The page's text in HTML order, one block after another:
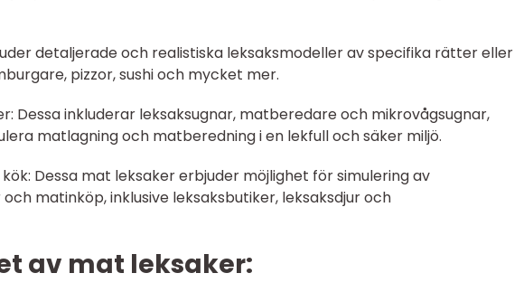
detaljerade och realistiska leksaksmodeller av specifika rätter eller
pizzor, sushi och mycket mer.
Dessa inkluderar leksaksugnar, matberedare och mikrovågsugnar,
matlagning och matberedning i en lekfull och säker miljö.
Dessa mat leksaker erbjuder möjlighet för simulering av
matinköp, inklusive leksaksbutiker, leksaksdjur och
av mat leksaker: